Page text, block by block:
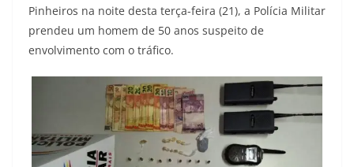
Pinheiros na noite desta terça-feira (21), a Polícia Militar
prendeu um homem de 50 anos suspeito de
envolvimento com o tráfico.